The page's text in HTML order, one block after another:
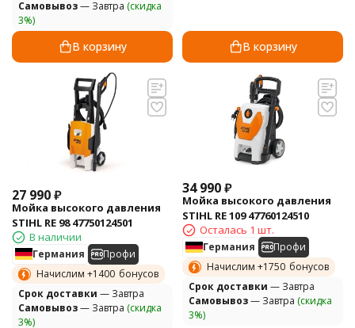
Самовывоз— Завтра (скидка
3%)
В корзину В корзину
27 990₽
Мойка высокого давления
STIHL RE 98 47750124501
В наличии
Германия
Профи
Начислим +1400 бонусов
Cрок доставки — Завтра
Самовывоз— Завтра (скидка
3%)
34 990₽
Мойка высокого давления
STIHL RE 109 47760124510
Осталась 1 шт.
Германия
Профи
Начислим +1750 бонусов
Cрок доставки — Завтра
Самовывоз— Завтра (скидка
3%)